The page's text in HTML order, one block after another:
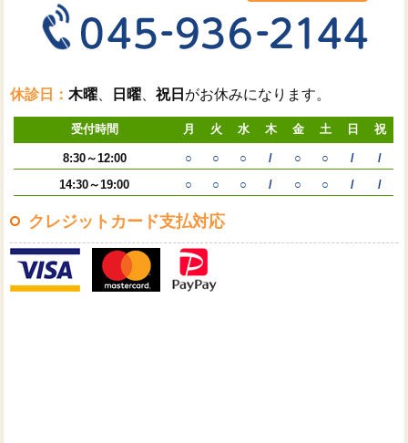
休診日：木曜 日曜 、祝日 がお休みになります。
受付時間 月 火 水 木 金 土 日 祝
8:30～12:00 ○ ○ ○ / ○ ○ /
/
14:30～19:00
○ ○ ○ / ○ ○ / /
クレジットカード支払対応